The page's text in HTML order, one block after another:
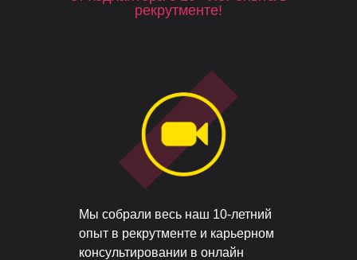
рекрутменте!
Мы собрали весь наш 10-летний
опыт в рекрутменте и карьерном
консультировании в онлайн